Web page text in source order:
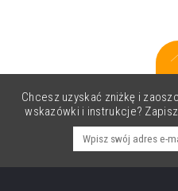
Chcesz uzyskać zniżkę i
wskazówki i instrukcje?